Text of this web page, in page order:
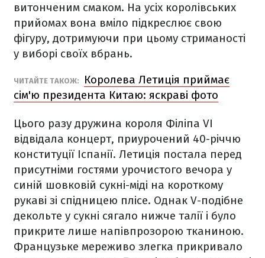
витонченим смаком. На усіх королівських
прийомах вона вміло підкреслює свою
фігуру, дотримуючи при цьому стриманості
у виборі своїх вбрань.
ЧИТАЙТЕ ТАКОЖ:
Королева Летиція приймає
сім'ю президента Китаю: яскраві фото
Цього разу дружина короля Філіпа VI
відвідала концерт, приурочений 40-річчю
конституції Іспанії. Летиція постала перед
присутніми гостями урочистого вечора у
синій шовковій сукні-міді на короткому
рукаві зі спідницею плісе. Однак V-подібне
декольте у сукні сягало нижче талії і було
прикрите лише напівпрозорою тканиною.
Французьке мереживо злегка прикривало